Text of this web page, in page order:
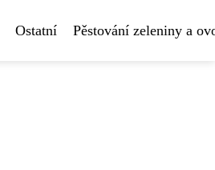
Ostatní Pěstování zeleniny a